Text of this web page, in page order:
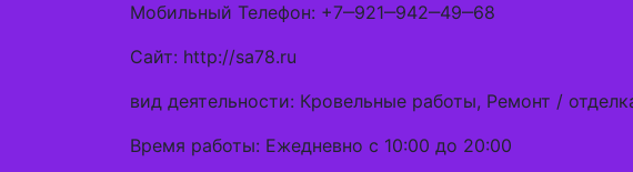
Мобильный Телефон: +7‒921‒942‒49‒68
Сайт: http://sa78.ru
вид деятельности: Кровельные работы, Ремонт /
Время работы: Ежедневно с 10:00 до 20:00